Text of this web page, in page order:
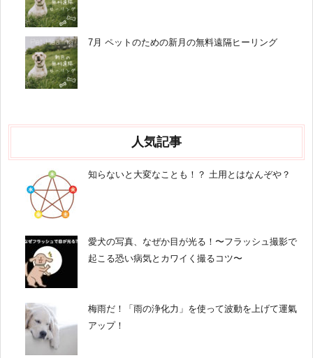
7月 ペットのための新月の無料遠隔ヒーリング
人気記事
知らないと大変なことも！？ 土用とはなんぞや？
愛犬の写真、なぜか目が光る！〜フラッシュ撮影で
起こる恐い病気とカワイく撮るコツ〜
梅雨だ！「雨の浄化力」を使って波動を上げて運氣
アップ！